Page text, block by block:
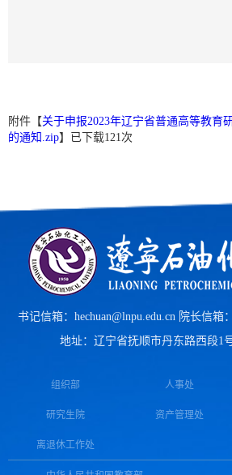
附件【关于申报2023年辽宁省普通高等教育
的通知.zip】已下载121 次
书记信箱：hechuan@lnpu.edu.cn 院长信箱
地址：辽宁省抚顺市丹东路西段1
组织部 人事处
研究生院 资产管理处
离退休工作处